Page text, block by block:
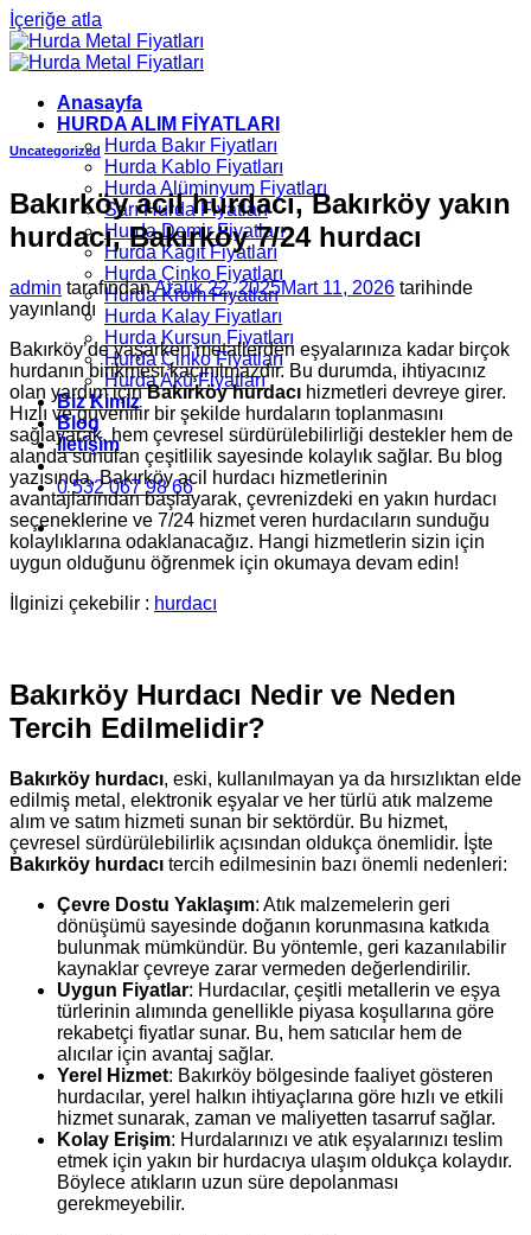
İçeriğe atla
Anasayfa
HURDA ALIM FİYATLARI
Hurda Bakır Fiyatları
Hurda Kablo Fiyatları
Hurda Alüminyum Fiyatları
Sarı Hurda Fiyatları
Hurda Demir Fiyatları
Hurda Kâğıt Fiyatları
Hurda Çinko Fiyatları
Hurda Krom Fiyatları
Hurda Kalay Fiyatları
Hurda Kurşun Fiyatları
Hurda Çinko Fiyatları
Hurda Akü Fiyatları
Biz Kimiz
Blog
İletişim
0 532 067 98 66
Uncategorized
Bakırköy acil hurdacı, Bakırköy yakın
hurdacı, Bakırköy 7/24 hurdacı
admin tarafındanAralık 22, 2025Mart 11, 2026 tarihinde
yayınlandı
Bakırköy’de yaşarken metallerden eşyalarınıza kadar birçok
hurdanın birikmesi kaçınılmazdır. Bu durumda, ihtiyacınız
olan yardım içinBakırköy hurdacı hizmetleri devreye girer.
Hızlı ve güvenilir bir şekilde hurdaların toplanmasını
sağlayarak, hem çevresel sürdürülebilirliği destekler hem de
alanda sunulan çeşitlilik sayesinde kolaylık sağlar. Bu blog
yazısında, Bakırköy acil hurdacı hizmetlerinin
avantajlarından başlayarak, çevrenizdeki en yakın hurdacı
seçeneklerine ve 7/24 hizmet veren hurdacıların sunduğu
kolaylıklarına odaklanacağız. Hangi hizmetlerin sizin için
uygun olduğunu öğrenmek için okumaya devam edin!
İlginizi çekebilir : hurdacı
Bakırköy Hurdacı Nedir ve Neden
Tercih Edilmelidir?
Bakırköy hurdacı, eski, kullanılmayan ya da hırsızlıktan elde
edilmiş metal, elektronik eşyalar ve her türlü atık malzeme
alım ve satım hizmeti sunan bir sektördür. Bu hizmet,
çevresel sürdürülebilirlik açısından oldukça önemlidir. İşte
Bakırköy hurdacı tercih edilmesinin bazı önemli nedenleri:
Çevre Dostu Yaklaşım: Atık malzemelerin geri
dönüşümü sayesinde doğanın korunmasına katkıda
bulunmak mümkündür. Bu yöntemle, geri kazanılabilir
kaynaklar çevreye zarar vermeden değerlendirilir.
Uygun Fiyatlar: Hurdacılar, çeşitli metallerin ve eşya
türlerinin alımında genellikle piyasa koşullarına göre
rekabetçi fiyatlar sunar. Bu, hem satıcılar hem de
alıcılar için avantaj sağlar.
Yerel Hizmet: Bakırköy bölgesinde faaliyet gösteren
hurdacılar, yerel halkın ihtiyaçlarına göre hızlı ve etkili
hizmet sunarak, zaman ve maliyetten tasarruf sağlar.
Kolay Erişim: Hurdalarınızı ve atık eşyalarınızı teslim
etmek için yakın bir hurdacıya ulaşım oldukça kolaydır.
Böylece atıkların uzun süre depolanması
gerekmeyebilir.